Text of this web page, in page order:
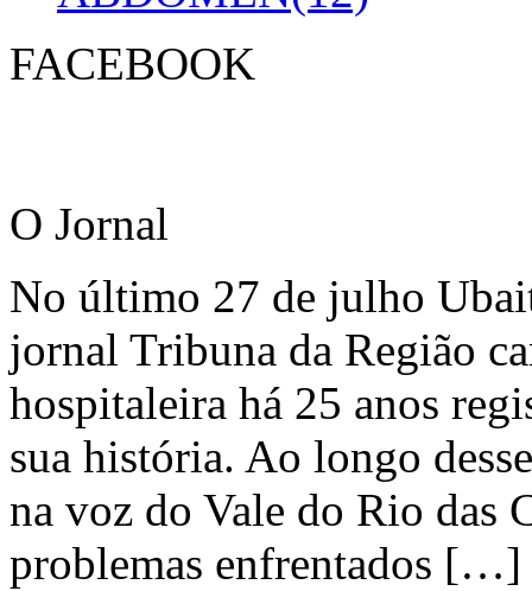
FACEBOOK
O Jornal
No último 27 de julho
jornal Tribuna da Região
hospitaleira há 25 anos
sua história. Ao longo
na voz do Vale do Rio das
problemas enfrentados […]